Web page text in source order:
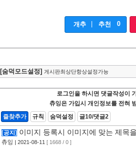
개추 | 추천 0
[숨덕모드설정] 게시판최상단항상설정가능
로그인을 하시면 댓글작성이
츄잉은 가입시 개인정보를 전혀
즐찾추가
규칙 숨덕설정 글10/댓글2
[공지] 이미지 등록시 이미지에 맞는 제목
츄잉 | 2021-08-11 [ 1668 / 0 ]